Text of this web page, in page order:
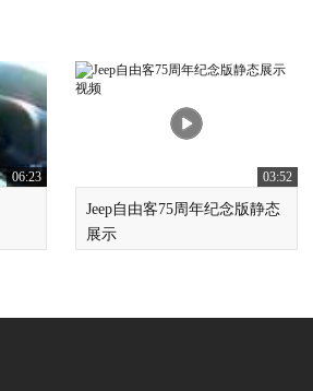
06:23 03:52
Jeep自由客75周年纪念版静态
展示